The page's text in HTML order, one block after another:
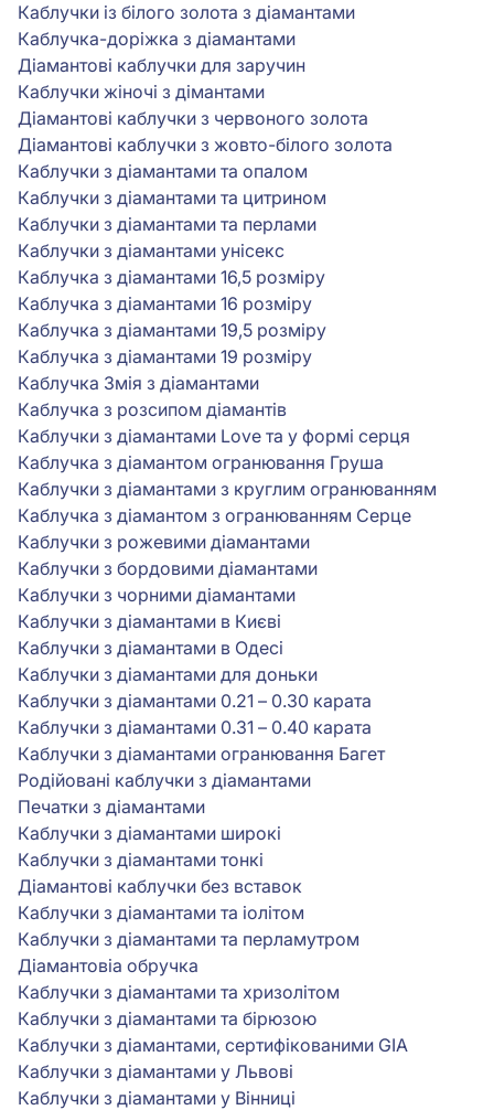
Каблучки із білого золота з діамантами
Каблучка-доріжка з діамантами
Діамантові каблучки для заручин
Каблучки жіночі з дімантами
Діамантові каблучки з червоного золота
Діамантові каблучки з жовто-білого золота
Каблучки з діамантами та опалом
Каблучки з діамантами та цитрином
Каблучки з діамантами та перлами
Каблучки з діамантами унісекс
Каблучка з діамантами 16,5 розміру
Каблучка з діамантами 16 розміру
Каблучка з діамантами 19,5 розміру
Каблучка з діамантами 19 розміру
Каблучка Змія з діамантами
Каблучка з розсипом діамантів
Каблучки з діамантами Love та у формі серця
Каблучка з діамантом огранювання Груша
Каблучки з діамантами з круглим огранюванням
Каблучка з діамантом з огранюванням Серце
Каблучки з рожевими діамантами
Каблучки з бордовими діамантами
Каблучки з чорними діамантами
Каблучки з діамантами в Києві
Каблучки з діамантами в Одесі
Каблучки з діамантами для доньки
Каблучки з діамантами 0.21 – 0.30 карата
Каблучки з діамантами 0.31 – 0.40 карата
Каблучки з діамантами огранювання Багет
Родійовані каблучки з діамантами
Печатки з діамантами
Каблучки з діамантами широкі
Каблучки з діамантами тонкі
Діамантові каблучки без вставок
Каблучки з діамантами та іолітом
Каблучки з діамантами та перламутром
Діамантовіа обручка
Каблучки з діамантами та хризолітом
Каблучки з діамантами та бірюзою
Каблучки з діамантами, сертифікованими GIA
Каблучки з діамантами у Львові
Каблучки з діамантами у Вінниці